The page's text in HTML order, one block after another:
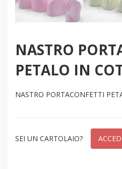
NASTRO
PETALO IN
NASTRO PORTACONFETTI
SEI UN CARTOLAIO?